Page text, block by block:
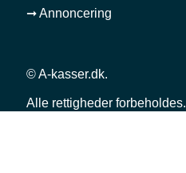
➞ Annoncering
© A-kasser.dk.
Alle rettigheder forbeholdes.